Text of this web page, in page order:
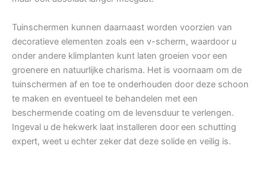
Tuinschermen kunnen daarnaast worden voorzien van
decoratieve elementen zoals een v-scherm, waardoor u
onder andere klimplanten kunt laten groeien voor een
groenere en natuurlijke charisma. Het is voornaam om de
tuinschermen af en toe te onderhouden door deze schoon
te maken en eventueel te behandelen met een
beschermende coating om de levensduur te verlengen.
Ingeval u de hekwerk laat installeren door een schutting
expert, weet u echter zeker dat deze solide en veilig is.